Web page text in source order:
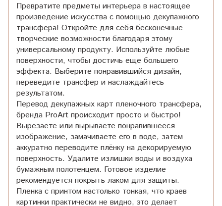
Превратите предметы интерьера в настоящее
произведение искусства с помощью декупажного
трансфера! Откройте для себя бесконечные
творческие возможности благодаря этому
универсальному продукту. Используйте любые
поверхности, чтобы достичь еще большего
эффекта. Выберите понравившийся дизайн,
переведите трансфер и наслаждайтесь
результатом.
Перевод декупажных карт пленочного трансфера,
бренда ProArt происходит просто и быстро!
Вырезаете или вырываете понравившееся
изображение, замачиваете его в воде, затем
аккуратно переводите плёнку на декорируемую
поверхность. Удалите излишки воды и воздуха
бумажным полотенцем. Готовое изделие
рекомендуется покрыть лаком для защиты.
Пленка с принтом настолько тонкая, что краев
картинки практически не видно, это делает